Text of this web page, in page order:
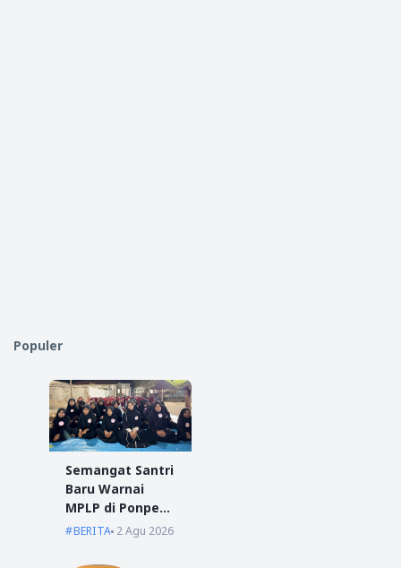
Populer
Semangat Santri
Baru Warnai
MPLP di Ponpes
Miftahul Ulum
BERITA 2 Agu 2026